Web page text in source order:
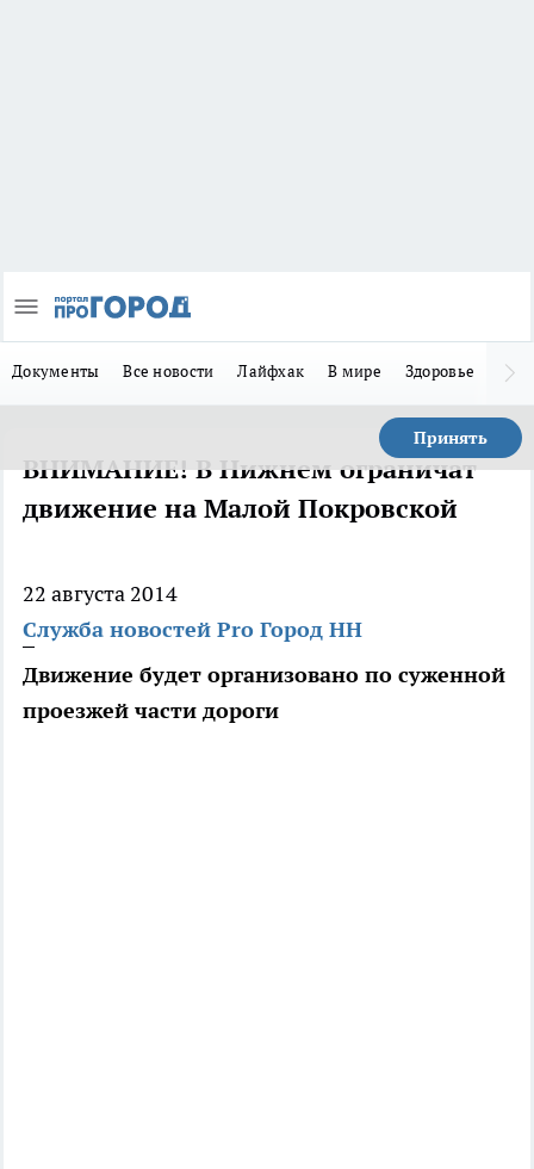
Документы Все новости Лайфхак В мире Здоровье
Принять
ВНИМАНИЕ! В Нижнем ограничат
движение на Малой Покровской
22 августа 2014
Служба новостей Pro Город НН
Движение будет организовано по суженной
проезжей части дороги